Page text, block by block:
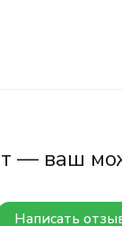
— ваш
Написать